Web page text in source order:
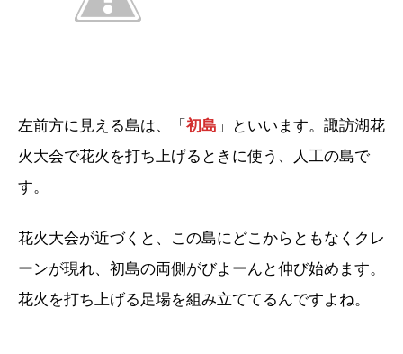
左前方に見える島は、「 初島 」といいます。諏訪湖花
火大会で花火を打ち上げるときに使う、人工の島で
す。
花火大会が近づくと、この島にどこからともなくクレ
ーンが現れ、初島の両側がびよーんと伸び始めます。
花火を打ち上げる足場を組み立ててるんですよね。